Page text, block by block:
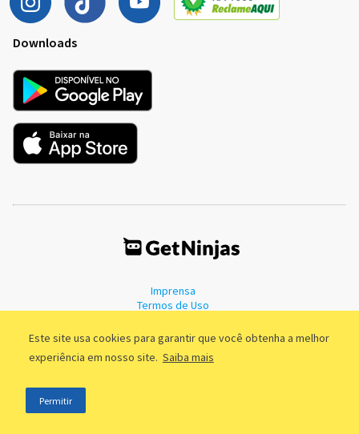
Este site usa cookies para garantir que você obtenha a melhor
experiência em nosso site. Saiba mais
Permitir
Downloads
Imprensa
Termos de Uso
©2011 - 2026, GetNinjas LTDA. CNPJ 55.744.877/0001-89 - Rua Dr.
Fernandes Coelho, 85 - 3º andar - São Paulo/SP - Brasil